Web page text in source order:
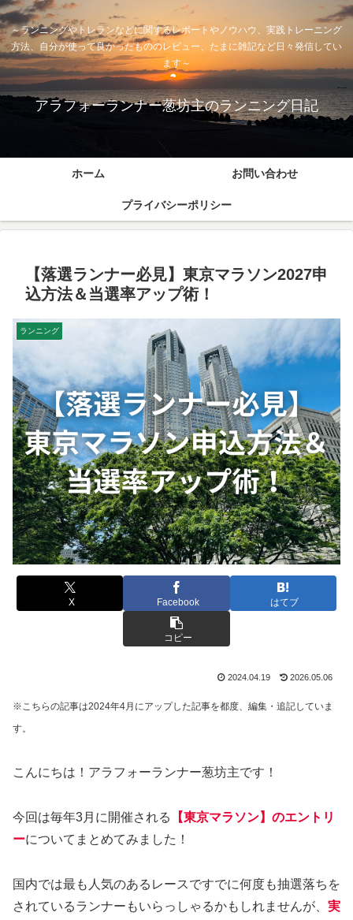
～ランニングやトレランなどに関するレポートやノウハウ、実践トレーニング
方法、自分が使って良かったもののレビュー、たまに雑記など日々発信してい
ます～
アラフォーランナー葱坊主のランニング日記
ホーム お問い合わせ
プライバシーポリシー
【落選ランナー必見】東京マラソン2027申
込方法＆当選率アップ術！
ランニング
X Facebook はてブ
コピー
2024.04.19 2026.05.06
※こちらの記事は2024年4月にアップした記事を都度、編集・追記していま
す。
こんにちは！アラフォーランナー葱坊主です！
今回は毎年3月に開催される 【東京マラソン】のエントリ
ーについてまとめてみました！
国内では最も人気のあるレースですでに何度も抽選落ちを
されているランナーもいらっしゃるかもしれませんが、 実